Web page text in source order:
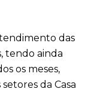
das
tendo ainda
os meses,
da Casa